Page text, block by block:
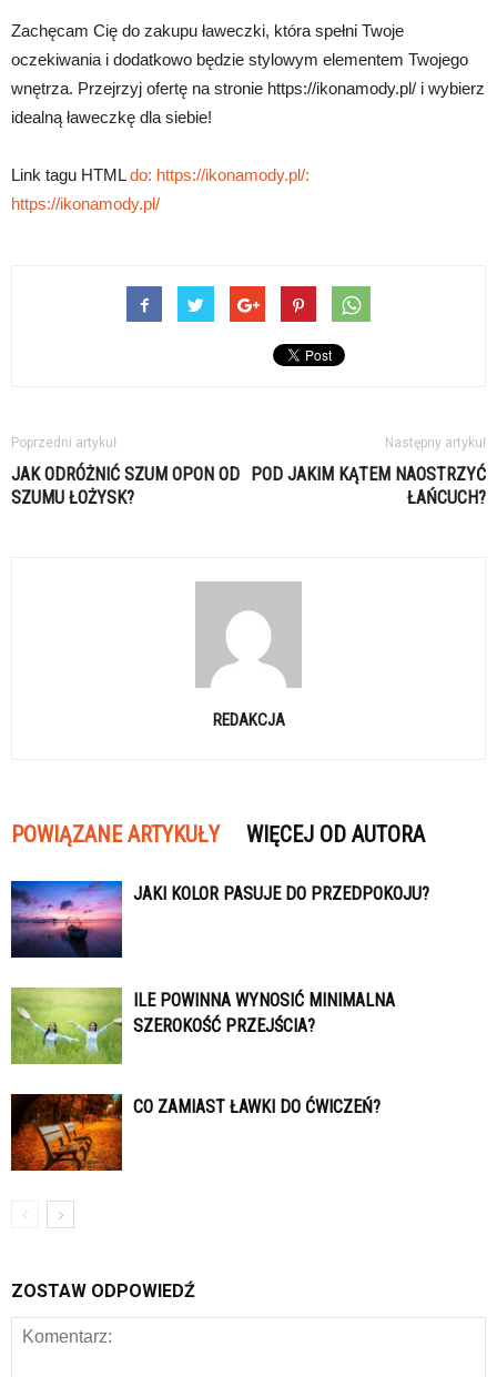
Zachęcam Cię do zakupu ławeczki, która spełni Twoje
oczekiwania i dodatkowo będzie stylowym elementem Twojego
wnętrza. Przejrzyj ofertę na stronie https://ikonamody.pl/ i wybierz
idealną ławeczkę dla siebie!
Link tagu HTMLdo: https://ikonamody.pl/:
https://ikonamody.pl/
Poprzedni artykuł
JAK ODRÓŻNIĆ SZUM OPON OD
SZUMU ŁOŻYSK?
Następny artykuł
POD JAKIM KĄTEM NAOSTRZYĆ
ŁAŃCUCH?
REDAKCJA
POWIĄZANE ARTYKUŁY WIĘCEJ OD AUTORA
JAKI KOLOR PASUJE DO PRZEDPOKOJU?
ILE POWINNA WYNOSIĆ MINIMALNA
SZEROKOŚĆ PRZEJŚCIA?
CO ZAMIAST ŁAWKI DO ĆWICZEŃ?
ZOSTAW ODPOWIEDŹ